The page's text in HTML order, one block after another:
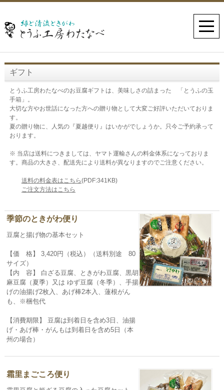
ギフト
とうふ工房わたなべのお豆腐ギフトは、美味しさの詰まった 「とうふの玉
手箱」。
大切な方やお世話になった方への贈り物として大変ご好評いただいておりま
す。
夏の贈り物に、人気の『夏越便り』はいかがでしょうか。只今ご予約承って
おります。
※ 当店は送料につきましては、ヤマト運輸さんの料金体系になっておりま
す。商品の大きさ、配送先により送料が異なりますのでご注意ください。
送料の料金表はこちら(PDF:341KB)
ご注文方法はこちら
季節のときがわ便り
豆腐と揚げ物の基本セット
【価 格】 3,420円（税込）（送料別途 80
サイズ）
【内 容】 白ざる豆腐、ときがわ豆腐、黒胡
麻豆腐（夏季）又は ゆず豆腐（冬季）、手揚
げの油揚げ2枚入、あげ棒2本入、蓮根がん
も、※梱包代
【消費期限】 豆腐は到着日を含め3日、油揚
げ・あげ棒・がんもは到着日を含め5日（本
州の場合）
霜里まごころ便り